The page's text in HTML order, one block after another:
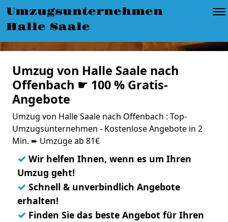
Umzugsunternehmen
Halle Saale
Umzug von Halle Saale nach
Offenbach ☛ 100 % Gratis-
Angebote
Umzug von Halle Saale nach Offenbach : Top-
Umzugsunternehmen - Kostenlose Angebote in 2
Min. ➨ Umzüge ab 81€
✓ Wir helfen Ihnen, wenn es um Ihren
Umzug geht!
✓ Schnell & unverbindlich Angebote
erhalten!
✓ Finden Sie das beste Angebot für Ihren